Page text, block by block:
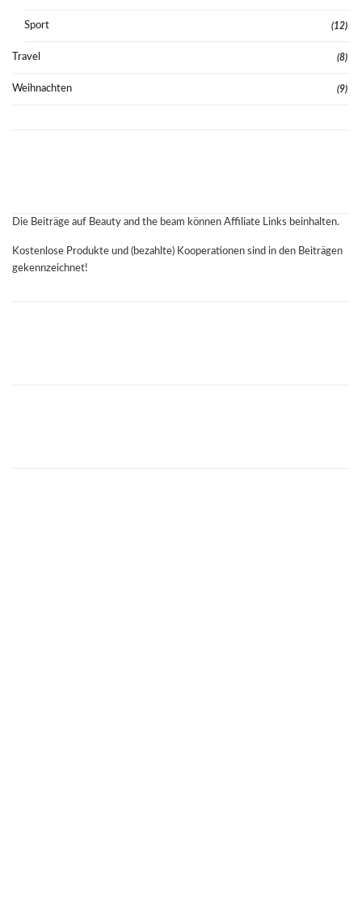
Sport (12)
Travel (8)
Weihnachten (9)
Die Beiträge auf Beauty and the beam können Affiliate Links beinhalten.
Kostenlose Produkte und (bezahlte) Kooperationen sind in den Beiträgen
gekennzeichnet!